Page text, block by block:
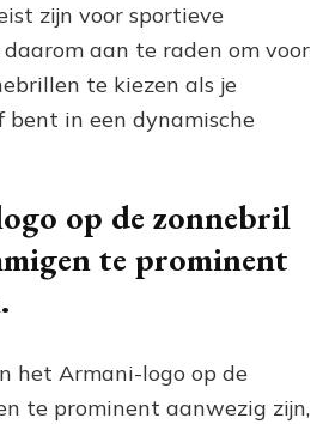
zijn voor sportieve
aan te raden om voor
te kiezen als je
bent in een dynamische
op de zonnebril
te prominent
het Armani-logo op de
te prominent aanwezig zijn,